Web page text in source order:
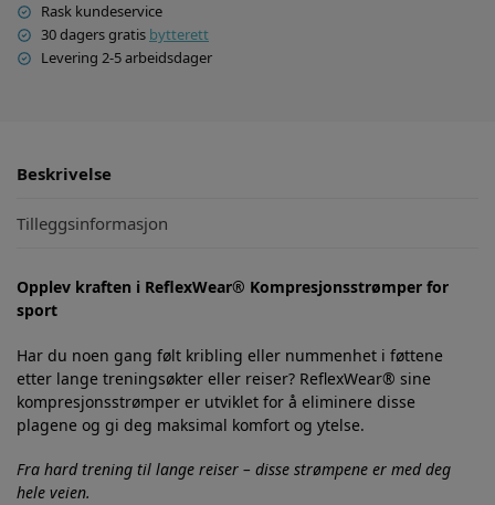
Rask kundeservice
30 dagers gratis bytterett
Levering 2-5 arbeidsdager
Beskrivelse
Tilleggsinformasjon
Opplev kraften i ReflexWear® Kompresjonsstrømper for
sport
Har du noen gang følt kribling eller nummenhet i føttene
etter lange treningsøkter eller reiser? ReflexWear® sine
kompresjonsstrømper er utviklet for å eliminere disse
plagene og gi deg maksimal komfort og ytelse.
Fra hard trening til lange reiser – disse strømpene er med deg
hele veien.